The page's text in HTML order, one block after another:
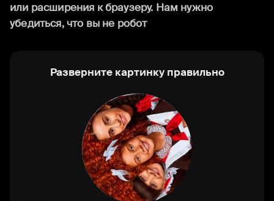
или расширения к браузеру. Нам нужно
убедиться, что вы не робот
Разверните картинку правильно